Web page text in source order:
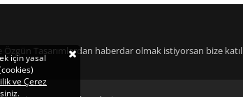
Tasarımlardan haberdar olmak istiyorsan bize katıl
için yasal
ve Çerez